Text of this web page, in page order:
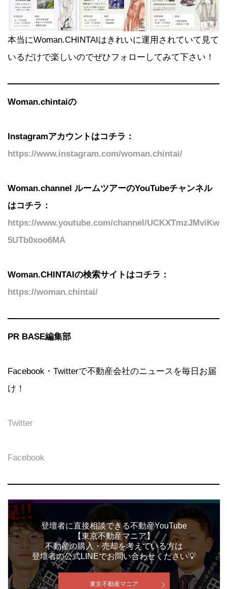
本当にWoman.CHINTAIはきれいに運用されていて見て
いるだけで楽しいのでぜひフォローしてみて下さい！
Woman.chintaiの
Instagramアカウントはコチラ：
https://www.instagram.com/woman.chintai/
Woman.channel ルームツアーのYouTubeチャンネル
はコチラ：
https://www.youtube.com/channel/UCKXTmzJMviKw
5UTb0xoo6MA
Woman.CHINTAIの検索サイトはコチラ：
https://woman.chintai/
PR BASE編集部
Facebook・Twitterで不動産会社のニュースを毎日お届
け！
Twitter
Facebook
登壇者に直接相談できる不動産YouTube
【東京不動産マニア】
不動産の購入・売却を考えている方は
登壇者の公式LINEでお問い合わせください💡
東京不動産マニア